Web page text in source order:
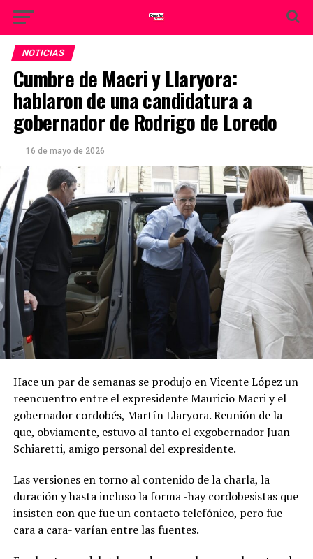
NOTICIAS
Cumbre de Macri y Llaryora:
hablaron de una candidatura a
gobernador de Rodrigo de Loredo
16 de mayo de 2026
Hace un par de semanas se produjo en Vicente López un
reencuentro entre el expresidente Mauricio Macri y el
gobernador cordobés, Martín Llaryora. Reunión de la
que, obviamente, estuvo al tanto el exgobernador Juan
Schiaretti, amigo personal del expresidente.
Las versiones en torno al contenido de la charla, la
duración y hasta incluso la forma -hay cordobesistas que
insisten con que fue un contacto telefónico, pero fue
cara a cara- varían entre las fuentes.